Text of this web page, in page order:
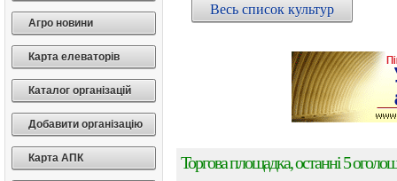
Агро новини
Карта елеваторів
Каталог організацій
Добавити організацію
Карта АПК
Весь список культур
Торгова площадка, останні 5